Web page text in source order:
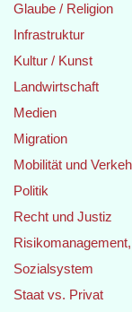
Glaube / Religion
Infrastruktur
Kultur / Kunst
Landwirtschaft
Medien
Migration
Mobilität und
Politik
Recht und Justiz
Sozialsystem
Staat vs. Privat